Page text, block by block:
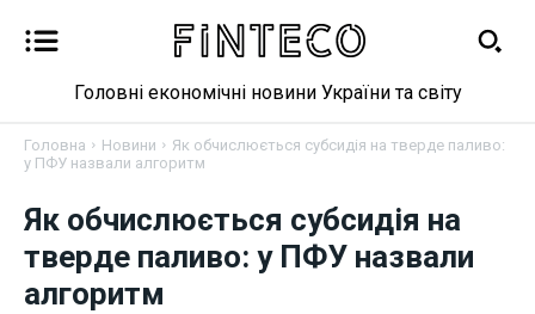
Новини
Бізнес
Головні економічні новини України та світу
Головна Новини
Як обчислюється субсидія на тверде паливо:
у ПФУ назвали алгоритм
Як обчислюється субсидія на
тверде паливо: у ПФУ назвали
алгоритм